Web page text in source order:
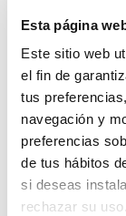
Esta página
Este sitio web
el fin de
tus
navegación y
preferencias
de tus hábitos
si deseas
rechazar su
3,99 €